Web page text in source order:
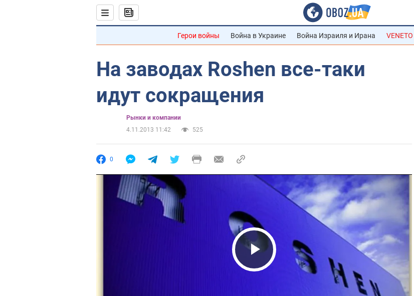
Герои войны Война в Украине Война Израиля и Ирана VENETO
На заводах Roshen все-таки
идут сокращения
Рынки и компании
4.11.2013 11:42
525
0
Play Video